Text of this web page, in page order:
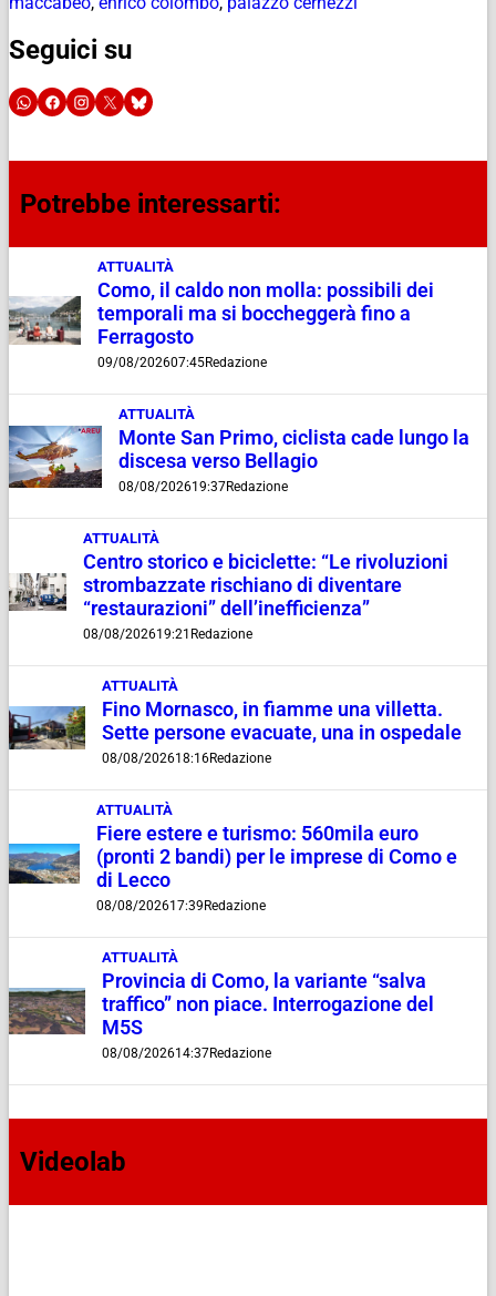
Seguici su
Potrebbe interessarti:
ATTUALITÀ
Como, il caldo non molla: possibili dei
temporali ma si boccheggerà fino a
Ferragosto
09/08/202607:45Redazione
ATTUALITÀ
Monte San Primo, ciclista cade lungo la
discesa verso Bellagio
08/08/202619:37Redazione
ATTUALITÀ
Centro storico e biciclette: “Le rivoluzioni
strombazzate rischiano di diventare
“restaurazioni” dell’inefficienza”
08/08/202619:21 Redazione
ATTUALITÀ
Fino Mornasco, in fiamme una villetta.
Sette persone evacuate, una in ospedale
08/08/202618:16Redazione
ATTUALITÀ
Fiere estere e turismo: 560mila euro
(pronti 2 bandi) per le imprese di Como e
di Lecco
08/08/202617:39 Redazione
ATTUALITÀ
Provincia di Como, la variante “salva
traffico” non piace. Interrogazione del
M5S
08/08/202614:37Redazione
Videolab